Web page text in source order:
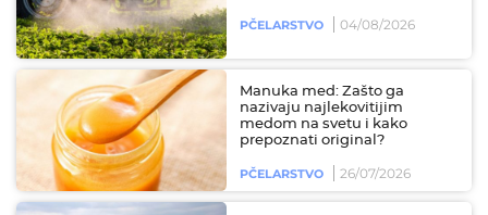
PČELARSTVO 04/08/2026
Manuka med: Zašto ga
nazivaju najlekovitijim
medom na svetu i kako
prepoznati original?
PČELARSTVO 26/07/2026